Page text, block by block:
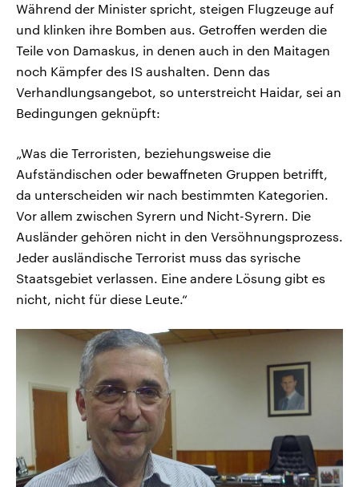
Während der Minister spricht, steigen Flugzeuge auf
und klinken ihre Bomben aus. Getroffen werden die
Teile von Damaskus, in denen auch in den Maitagen
noch Kämpfer des IS aushalten. Denn das
Verhandlungsangebot, so unterstreicht Haidar, sei an
Bedingungen geknüpft:
„Was die Terroristen, beziehungsweise die
Aufständischen oder bewaffneten Gruppen betrifft,
da unterscheiden wir nach bestimmten Kategorien.
Vor allem zwischen Syrern und Nicht-Syrern. Die
Ausländer gehören nicht in den Versöhnungsprozess.
Jeder ausländische Terrorist muss das syrische
Staatsgebiet verlassen. Eine andere Lösung gibt es
nicht, nicht für diese Leute.“